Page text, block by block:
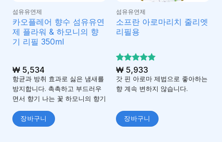
섬유유연제
카오플레어 향수 섬유유연
제 플라워 & 하모니의 향
기 리필 350ml
₩5,534
항균과 방취 효과로 싫은 냄새를
방지합니다. 촉촉하고 부드러우
면서 향기 나는 꽃 하모니의 향기
장바구니
섬유유연제
소프란 아로마리치 줄리엣
리필용
5 중에서
5로 평가
됨
₩5,933
갓 핀 아로마 제법으로 좋아하는
향 계속 변하지 않습니다.
장바구니